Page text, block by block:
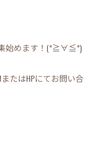
集始めます！(*≧∀≦*)
たはHPにてお問い合